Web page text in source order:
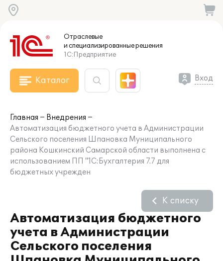
Отраслевые
и специализированныерешения
1С:Предприятие
Каталог Вход
Главная
Внедрения
Автоматизация бюджетного учета в Администрации
Сельского поселения Шпановка Муниципального
района Кошкинский Самарской области выполнена с
использованием ПП "1С:Бухгалтерия 7.7 для
бюджетных учрежден
Автоматизация бюджетного
учета в Администрации
Сельского поселения
К списку